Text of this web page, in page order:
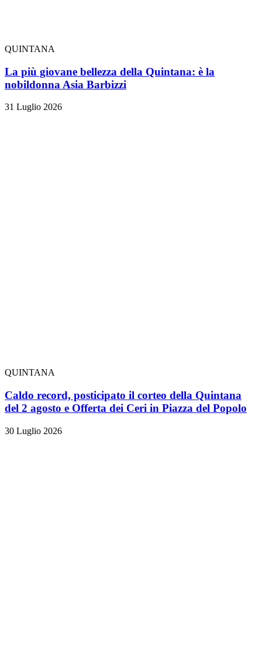
QUINTANA
La più giovane bellezza della Quintana: è la
nobildonna Asia Barbizzi
31 Luglio 2026
QUINTANA
Caldo record, posticipato il corteo della Quintana
del 2 agosto e Offerta dei Ceri in Piazza del Popolo
30 Luglio 2026